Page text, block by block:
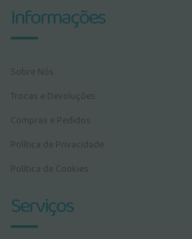
Informações
Sobre Nós
Trocas e Devoluções
Compras e Pedidos
Política de Privacidade
Política de Cookies
Serviços